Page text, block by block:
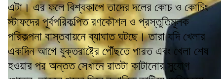
এটা। এর ফলে বিশ্বকাপে তাদের দলের কোচ ও কোচিং
স্টাফদের পূর্বপরিকল্পিত রণকৌশল ও প্রস্তুতিমূলক
পরিকল্পনা বাস্তবায়নে ব্যাঘাত ঘটছে। তারা যদি খেলার
একদিন আগে যুক্তরাষ্ট্রে পৌঁছতে পারত এবং খেলা শেষ
হওয়ার পর অন্তত সেখানে রাতটা কাটানোর সুযোগ